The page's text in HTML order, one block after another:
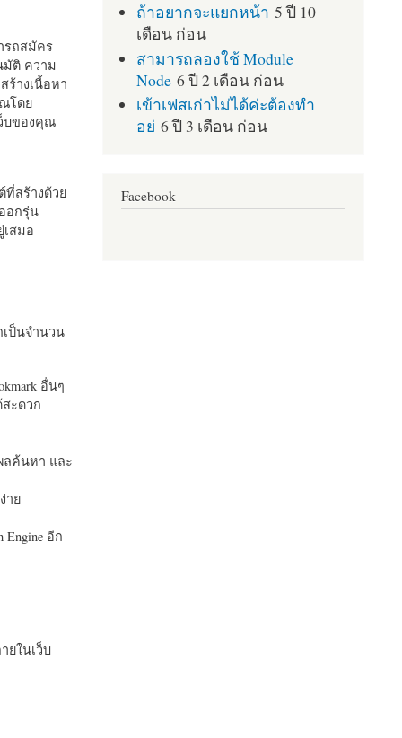
รถสมัคร
มัติ ความ
ร้างเนื้อหา
ณโดย
บของคุณ
ที่สร้างด้วย
อกรุ่น
สมอ
ป็นจำนวน
อื่นๆ
สะดวก
ลค้นหา และ
าย
อีก
ยในเว็บ
ถ้าอยากจะแยกหน้า 5 ปี 10
เดือน ก่อน
สามารถลองใช้ Module
Node 6 ปี 2 เดือน ก่อน
เข้าเฟสเก่าไม่ได้ค่ะต้องทำ
อย่ 6 ปี 3 เดือน ก่อน
Facebook